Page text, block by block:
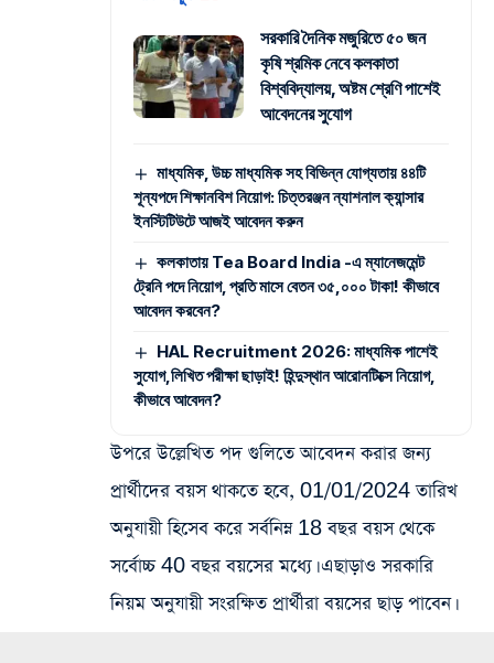
সরকারি দৈনিক মজুরিতে ৫০ জন
কৃষি শ্রমিক নেবে কলকাতা
বিশ্ববিদ্যালয়, অষ্টম শ্রেণি পাশেই
আবেদনের সুযোগ
মাধ্যমিক, উচ্চ মাধ্যমিক সহ বিভিন্ন যোগ্যতায় ৪৪টি
শূন্যপদে শিক্ষানবিশ নিয়োগ: চিত্তরঞ্জন ন্যাশনাল ক্যান্সার
ইনস্টিটিউটে আজই আবেদন করুন
কলকাতায় Tea Board India -এ ম্যানেজমেন্ট
ট্রেনি পদে নিয়োগ, প্রতি মাসে বেতন ৩৫,০০০ টাকা! কীভাবে
আবেদন করবেন?
HAL Recruitment 2026: মাধ্যমিক পাশেই
সুযোগ,লিখিত পরীক্ষা ছাড়াই! হিন্দুস্থান আরোনটিক্সে নিয়োগ,
কীভাবে আবেদন?
উপরে উল্লেখিত পদ গুলিতে আবেদন করার জন্য
প্রার্থীদের বয়স থাকতে হবে, 01/01/2024 তারিখ
অনুযায়ী হিসেব করে সর্বনিম্ন 18 বছর বয়স থেকে
সর্বোচ্চ 40 বছর বয়সের মধ্যে। এছাড়াও সরকারি
নিয়ম অনুযায়ী সংরক্ষিত প্রার্থীরা বয়সের ছাড় পাবেন।